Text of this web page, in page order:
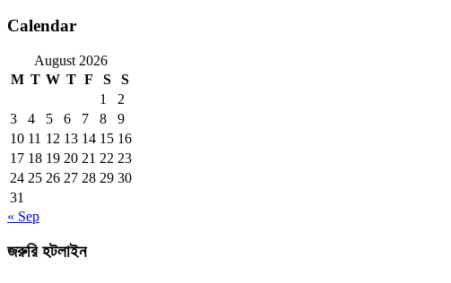
Calendar
August 2026
M T W T F S
S
1
2
3
4 5 6 7 8
9
10 11 12 13 14 15 16
17 18 19 20 21 22 23
24 25 26 27 28 29 30
31
« Sep
জরুরি হটলাইন